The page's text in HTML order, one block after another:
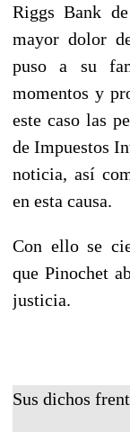
Riggs Bank
mayor dolor
puso a su
momentos y
este caso las
de Impuestos
noticia, así
en esta causa.
Con ello se
que Pinochet
justicia.
Sus dichos